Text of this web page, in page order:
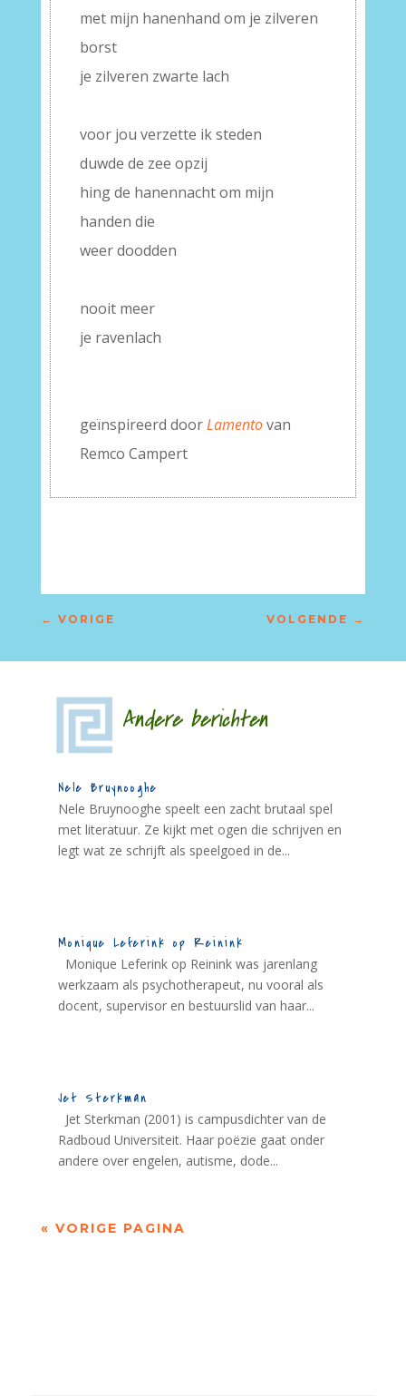
met mijn hanenhand om je zilveren
borst
je zilveren zwarte lach
voor jou verzette ik steden
duwde de zee opzij
hing de hanennacht om mijn
handen die
weer doodden
nooit meer
je ravenlach
geïnspireerd doorLamentovan
Remco Campert
← VORIGE VOLGENDE →
Andere berichten
Nele Bruynooghe
Nele Bruynooghe speelt een zacht brutaal spel
met literatuur. Ze kijkt met ogen die schrijven en
legt wat ze schrijft als speelgoed in de...
Monique Leferink op Reinink
Monique Leferink op Reinink was jarenlang
werkzaam als psychotherapeut, nu vooral als
docent, supervisor en bestuurslid van haar...
Jet Sterkman
Jet Sterkman (2001) is campusdichter van de
Radboud Universiteit. Haar poëzie gaat onder
andere over engelen, autisme, dode...
« VORIGE PAGINA